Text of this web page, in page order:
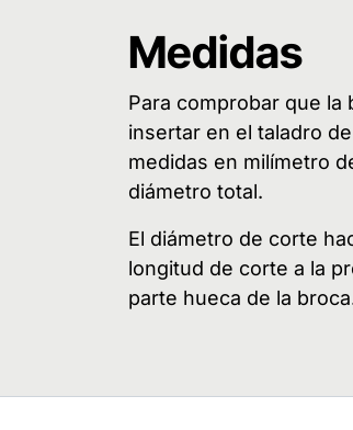
Medidas
Para comprobar que la
insertar en el taladro
medidas en milímetro
diámetro total.
El diámetro de corte
longitud de corte a la
parte hueca de la